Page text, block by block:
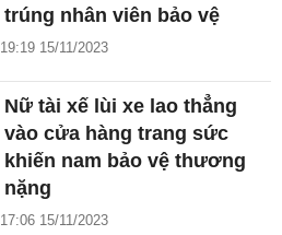
trúng nhân viên bảo vệ
19:19 15/11/2023
Nữ tài xế lùi xe lao thẳng
vào cửa hàng trang sức
khiến nam bảo vệ thương
nặng
17:06 15/11/2023